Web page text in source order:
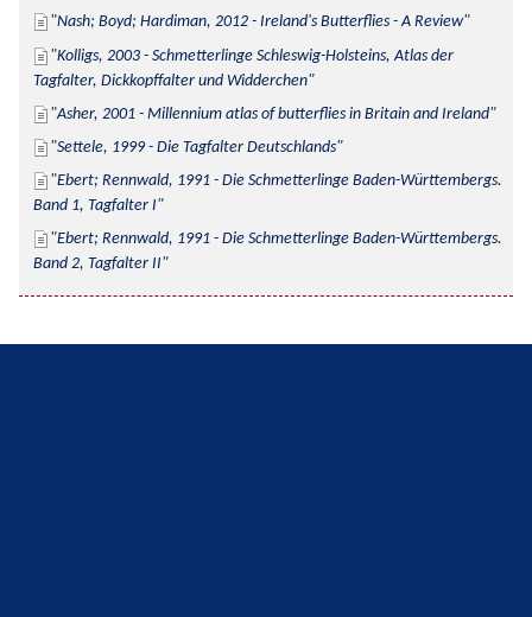
Nash; Boyd; Hardiman, 2012 - Ireland's Butterflies - A Review
Kolligs, 2003 - Schmetterlinge Schleswig-Holsteins, Atlas der
Tagfalter, Dickkopffalter und Widderchen
Asher, 2001 - Millennium atlas of butterflies in Britain and Ireland
Settele, 1999 - Die Tagfalter Deutschlands
Ebert; Rennwald, 1991 - Die Schmetterlinge Baden-Württembergs.
Band 1, Tagfalter I
Ebert; Rennwald, 1991 - Die Schmetterlinge Baden-Württembergs.
Band 2, Tagfalter II